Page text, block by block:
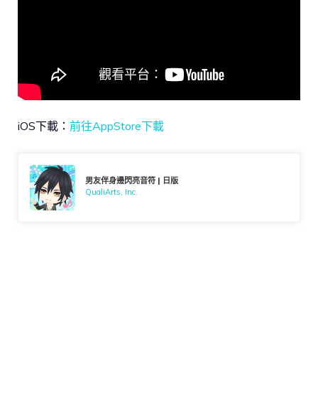
iOS下載： 前往AppStore下載
男友伴身邊閃亮音符 | 日版
QualiArts, Inc.